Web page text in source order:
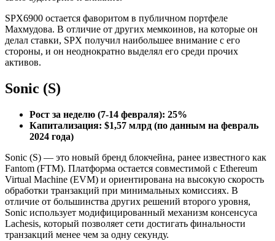
SPX6900 остается фаворитом в публичном портфеле
Махмудова. В отличие от других мемкоинов, на которые он
делал ставки, SPX получил наибольшее внимание с его
стороны, и он неоднократно выделял его среди прочих
активов.
Sonic (S)
Рост за неделю (7-14 февраля): 25%
Капитализация: $1,57 млрд (по данным на февраль
2024 года)
Sonic (S) — это новый бренд блокчейна, ранее известного как
Fantom (FTM). Платформа остается совместимой с Ethereum
Virtual Machine (EVM) и ориентирована на высокую скорость
обработки транзакций при минимальных комиссиях. В
отличие от большинства других решений второго уровня,
Sonic использует модифицированный механизм консенсуса
Lachesis, который позволяет сети достигать финальности
транзакций менее чем за одну секунду.